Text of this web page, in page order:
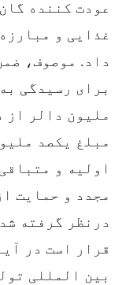
عودت کننده
غذایی و
داد. موصوف،
ملیون دالر از
مبلغ یکصد
مجدد و حمایت
درنظر گرفته
قرار است در
بین المللی